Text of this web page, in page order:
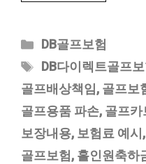
카
테
리
DB골프보험
태
그
DB다이렉트골프보
골프배상책임 , 골프보
골프용품 파손, 골프
보장내용, 보험료 예시 ,
골프보험 , 홀인원축하